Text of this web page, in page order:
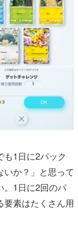
も1日に2パック
いか？」と思って
。1日に2回のパ
要素はたくさん用